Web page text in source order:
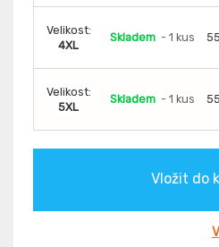
Velikost:
4XL
Skladem - 1 kus
Velikost:
5XL
Skladem - 1 kus
Vložit do